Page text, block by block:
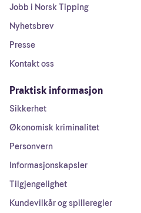
Jobb i Norsk Tipping
Nyhetsbrev
Presse
Kontakt oss
Praktisk informasjon
Sikkerhet
Økonomisk kriminalitet
Personvern
Informasjonskapsler
Tilgjengelighet
Kundevilkår og spilleregler